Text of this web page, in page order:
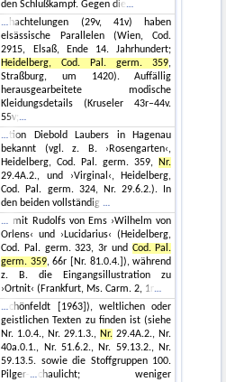
den Schlußkampf. Gegen die
hachtelungen (29v, 41v) haben
elsässische Parallelen (Wien, Cod.
2915, Elsaß, Ende 14. Jahrhundert;
Heidelberg, Cod. Pal. germ. 359,
Straßburg, um 1420). Auffällig
herausgearbeitete modische
Kleidungsdetails (Kruseler 43r–44v.
55v;
tion Diebold Laubers in Hagenau
bekannt (vgl. z. B. ›Rosengarten‹,
Heidelberg, Cod. Pal. germ. 359, Nr.
29.4A.2., und ›Virginal‹, Heidelberg,
Cod. Pal. germ. 324, Nr. 29.6.2.). In
den beiden vollständig
mit Rudolfs von Ems ›Wilhelm von
Orlens‹ und ›Lucidarius‹ (Heidelberg,
Cod. Pal. germ. 323, 3r und Cod. Pal.
germ. 359, 66r [Nr. 81.0.4.]), während
z. B. die Eingangsillustration zu
›Ortnit‹ (Frankfurt, Ms. Carm. 2, 1r
chönfeldt [1963]), weltlichen oder
geistlichen Texten zu finden ist (siehe
Nr. 1.0.4., Nr. 29.1.3., Nr. 29.4A.2., Nr.
40a.0.1., Nr. 51.6.2., Nr. 59.13.2., Nr.
59.13.5. sowie die Stoffgruppen 100.
Pilger-
chaulicht; weniger